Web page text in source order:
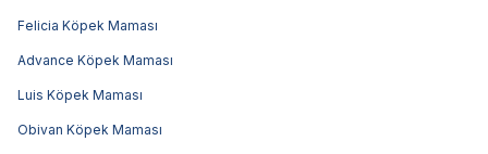
Felicia Köpek Maması
Advance Köpek Maması
Luis Köpek Maması
Obivan Köpek Maması